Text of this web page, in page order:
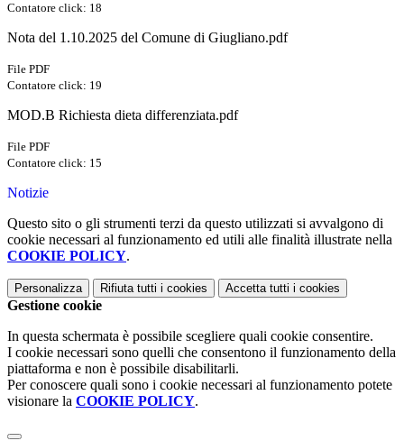
Contatore click: 18
Nota del 1.10.2025 del Comune di Giugliano.pdf
File PDF
Contatore click: 19
MOD.B Richiesta dieta differenziata.pdf
File PDF
Contatore click: 15
Notizie
Questo sito o gli strumenti terzi da questo utilizzati si avvalgono di
cookie necessari al funzionamento ed utili alle finalità illustrate nella
COOKIE POLICY.
Personalizza Rifiuta tutti i cookies Accetta tutti i cookies
Gestione cookie
In questa schermata è possibile scegliere quali cookie consentire.
I cookie necessari sono quelli che consentono il funzionamento della
piattaforma e non è possibile disabilitarli.
Per conoscere quali sono i cookie necessari al funzionamento potete
visionare la COOKIE POLICY.